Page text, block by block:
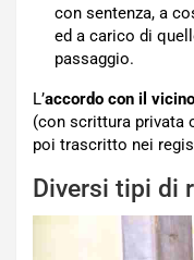
con sentenza, a
ed a carico di
passaggio.
L’accordo con il
(con scrittura privata
poi trascritto nei
Diversi tipi di